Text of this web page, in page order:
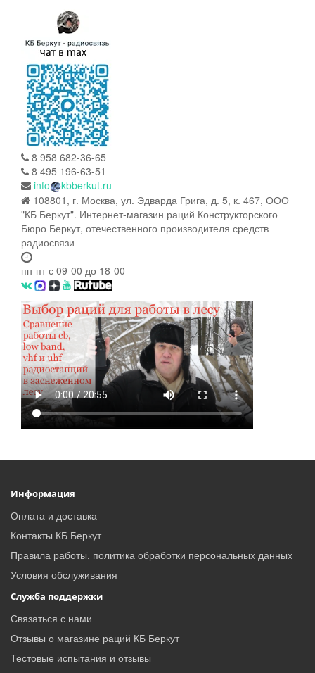
8 958 682-36-65
8 495 196-63-51
info
kbberkut.ru
108801, г. Москва, ул. Эдварда Грига, д. 5, к. 467, ООО
"КБ Беркут". Интернет-магазин раций Конструкторского
Бюро Беркут, отечественного производителя средств
радиосвязи
пн-пт с 09-00 до 18-00
Информация
Оплата и доставка
Контакты КБ Беркут
Правила работы, политика обработки персональных данных
Условия обслуживания
Служба поддержки
Связаться с нами
Отзывы о магазине раций КБ Беркут
Тестовые испытания и отзывы